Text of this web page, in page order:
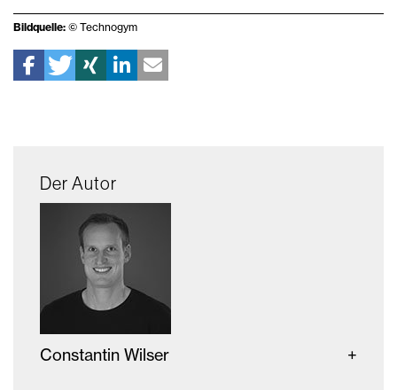
Bildquelle: © Technogym
Der Autor
Constantin Wilser